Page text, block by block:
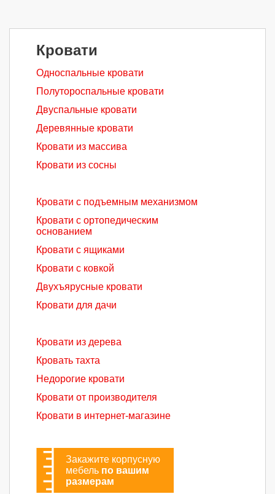
Кровати
Односпальные кровати
Полутороспальные кровати
Двуспальные кровати
Деревянные кровати
Кровати из массива
Кровати из сосны
Кровати с подъемным механизмом
Кровати с ортопедическим
основанием
Кровати с ящиками
Кровати с ковкой
Двухъярусные кровати
Кровати для дачи
Кровати из дерева
Кровать тахта
Недорогие кровати
Кровати от производителя
Кровати в интернет-магазине
Закажите корпусную
мебель по вашим
размерам